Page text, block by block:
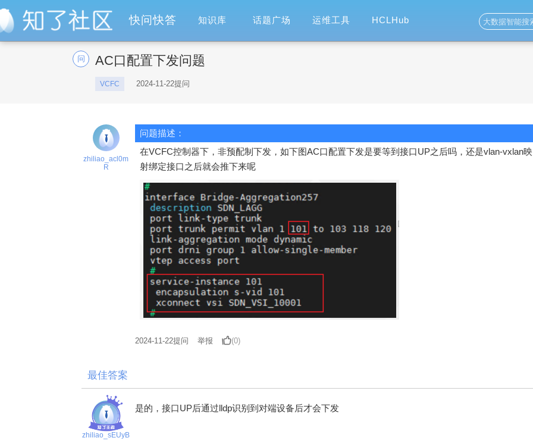
快问快答 知识库 话题广场 运维工具 HCLHub
问 AC口配置下发问题
VCFC 2024-11-22提问
zhiliao_acl0m
R
问题描述：
在VCFC控制器下，非预配制下发，如下图AC口配置下发是要等到接口UP之后吗，还是vlan-vxlan映
射绑定接口之后就会推下来呢
2024-11-22提问 举报 (0)
最佳答案
zhiliao_sEUyB
是的，接口UP后通过lldp识别到对端设备后才会下发